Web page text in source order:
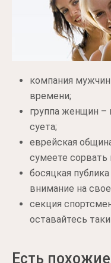
компания
времени;
группа женщин –
суета;
еврейская
сумеете сорвать
босяцкая
внимание на
секция
оставайтесь
Есть